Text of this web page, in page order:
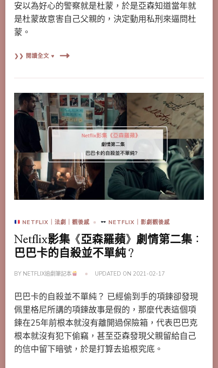
安以為好心的警察就是杜蒙，於是亞森知道當年就
是杜蒙故意害自己父親的，決定動用私刑來逼問杜
蒙。
❯❯ 閱讀全文 ♥
NETFLIX｜法劇｜觀後感 NETFLIX｜影劇觀後感
Netflix影集《亞森羅蘋》劇情第二集：
巴巴卡的自殺並不單純？
BY NETFLIX追劇筆記本 UPDATED ON 2021-02-17
巴巴卡的自殺並不單純？ 已經偷到手的項鍊卻發現
佩里格尼所講的項鍊故事是假的，那麼代表這個項
鍊在25年前根本就沒有離開過保險箱，代表巴巴克
根本就沒有犯下偷竊，甚至亞森發現父親留給自己
的信中留下暗號，於是打算去追根究底。